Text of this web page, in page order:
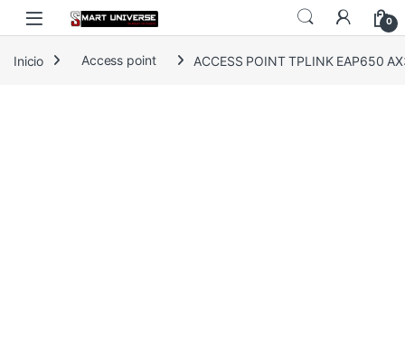
Skip to navigation
Skip to content
0
Inicio Access point ACCESS POINT TPLINK EAP650